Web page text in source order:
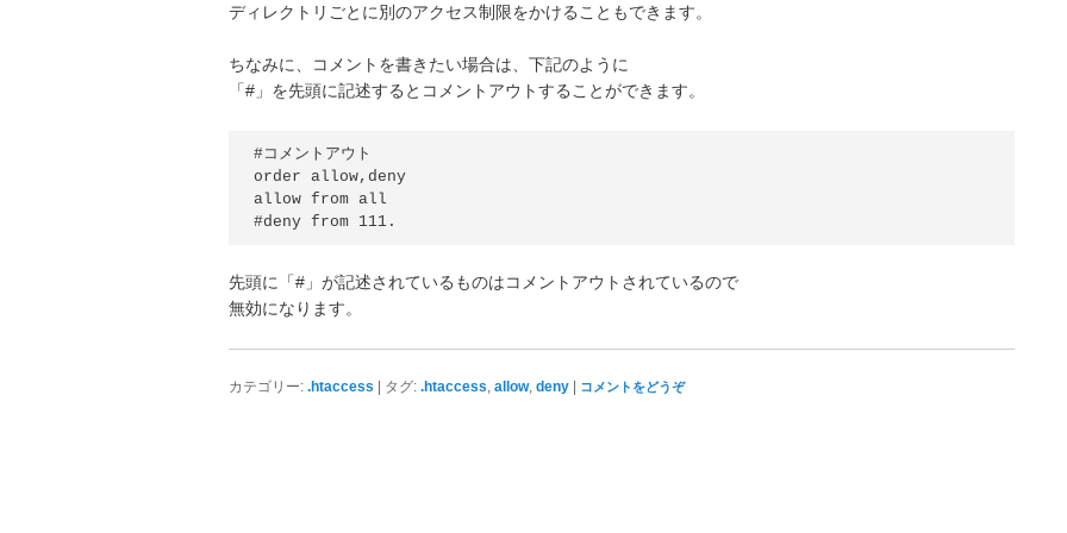
ディレクトリごとに別のアクセス制限をかけることもできます。
ちなみに、コメントを書きたい場合は、下記のように
「#」を先頭に記述するとコメントアウトすることができます。
#コメントアウト
order allow,deny
allow from all
先頭に「#」が記述されているものはコメントアウトされているので
無効になります。
カテゴリー: .htaccess タグ: .htaccess allow, deny コメントをどうぞ